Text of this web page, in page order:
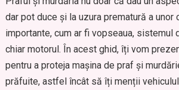
dar pot duce și la uzura prematură a unor
importante, cum ar fi vopseaua, sistemul
chiar motorul. În acest ghid, îți vom
pentru a proteja mașina de praf și
prăfuite, astfel încât să îți menții